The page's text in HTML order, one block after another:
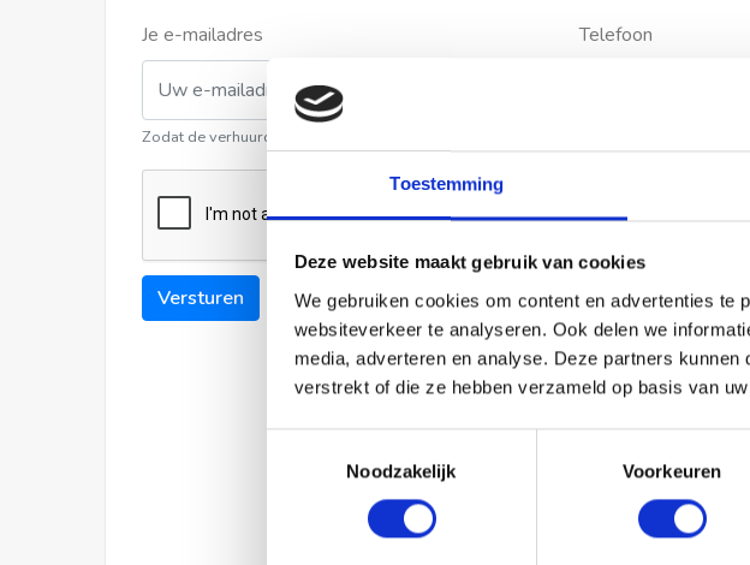
Toestemming
Deze website maakt gebruik van cookies
We gebruiken cookies om content en advertenties te
websiteverkeer te analyseren. Ook delen we
media, adverteren en analyse. Deze partners
verstrekt of die ze hebben verzameld op basis van
Noodzakelijk
Voorkeuren
Je e-mailadres
Zodat de verhuurder contact met u kan opnemen
Telefoon
Versturen